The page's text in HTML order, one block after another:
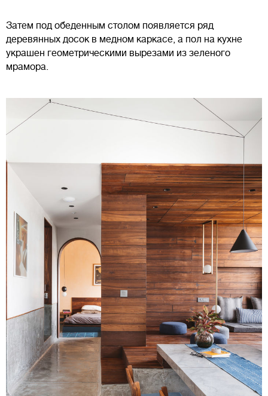
Затем под обеденным столом появляется ряд
деревянных досок в медном каркасе, а пол на кухне
украшен геометрическими вырезами из зеленого
мрамора.